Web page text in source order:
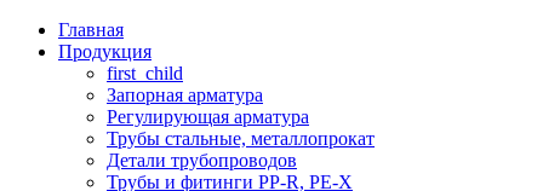
Главная
Продукция
first_child
Запорная арматура
Регулирующая арматура
Трубы стальные, металлопрокат
Детали трубопроводов
Трубы и фитинги PP-R, PE-X